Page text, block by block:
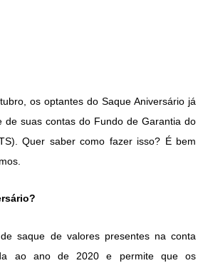
os optantes do Saque Aniversário já
de suas contas do Fundo de Garantia do
Quer saber como fazer isso? É bem
saque de valores presentes na conta
ao ano de 2020 e permite que os